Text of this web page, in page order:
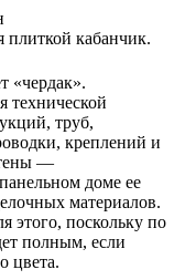
плиткой кабанчик.
«чердак».
технической
труб,
креплений и
—
доме ее
материалов.
этого, поскольку по
полным, если
цвета.